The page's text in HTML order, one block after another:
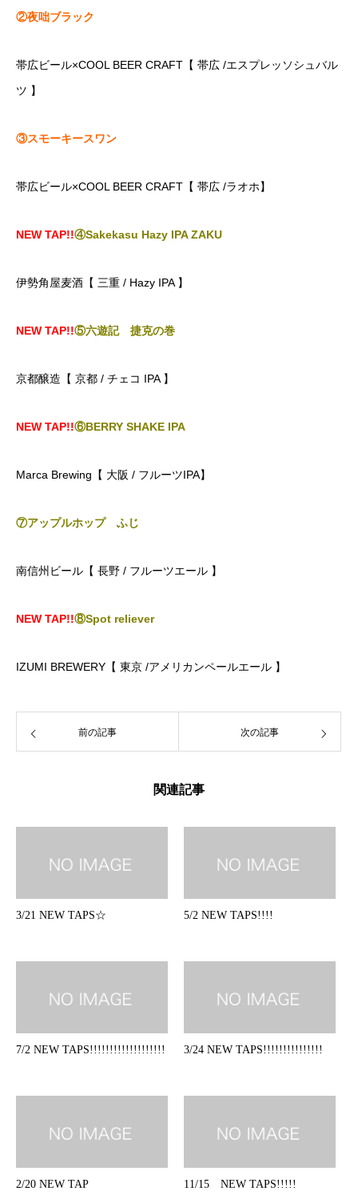
②夜咄ブラック
帯広ビール×COOL BEER CRAFT【 帯広 /エスプレッソシュバル
ツ 】
③スモーキースワン
帯広ビール×COOL BEER CRAFT【 帯広 /ラオホ】
NEW TAP!!④Sakekasu Hazy IPA ZAKU
伊勢角屋麦酒【 三重 / Hazy IPA 】
NEW TAP!!⑤六遊記 捷克の巻
京都醸造【 京都 / チェコ IPA 】
NEW TAP!!⑥BERRY SHAKE IPA
Marca Brewing【 大阪 / フルーツIPA】
⑦アップルホップ ふじ
南信州ビール【 長野 / フルーツエール 】
NEW TAP!!⑧Spot reliever
IZUMI BREWERY【 東京 /アメリカンペールエール 】
前の記事 次の記事
関連記事
3/21 NEW TAPS☆ 5/2 NEW TAPS!!!!
7/2 NEW TAPS!!!!!!!!!!!!!!!!!!! 3/24 NEW TAPS!!!!!!!!!!!!!!!
2/20 NEW TAP
11/15 NEW TAPS!!!!!